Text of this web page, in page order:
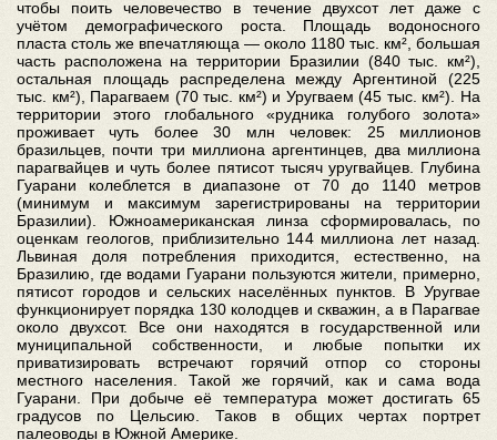
чтобы поить человечество в течение двухсот лет даже с
учётом демографического роста. Площадь водоносного
пласта столь же впечатляюща — около 1180 тыс. км², большая
часть расположена на территории Бразилии (840 тыс. км²),
остальная площадь распределена между Аргентиной (225
тыс. км²), Парагваем (70 тыс. км²) и Уругваем (45 тыс. км²). На
территории этого глобального «рудника голубого золота»
проживает чуть более 30 млн человек: 25 миллионов
бразильцев, почти три миллиона аргентинцев, два миллиона
парагвайцев и чуть более пятисот тысяч уругвайцев. Глубина
Гуарани колеблется в диапазоне от 70 до 1140 метров
(минимум и максимум зарегистрированы на территории
Бразилии). Южноамериканская линза сформировалась, по
оценкам геологов, приблизительно 144 миллиона лет назад.
Львиная доля потребления приходится, естественно, на
Бразилию, где водами Гуарани пользуются жители, примерно,
пятисот городов и сельских населённых пунктов. В Уругвае
функционирует порядка 130 колодцев и скважин, а в Парагвае
около двухсот. Все они находятся в государственной или
муниципальной собственности, и любые попытки их
приватизировать встречают горячий отпор со стороны
местного населения. Такой же горячий, как и сама вода
Гуарани. При добыче её температура может достигать 65
градусов по Цельсию. Таков в общих чертах портрет
палеоводы в Южной Америке.